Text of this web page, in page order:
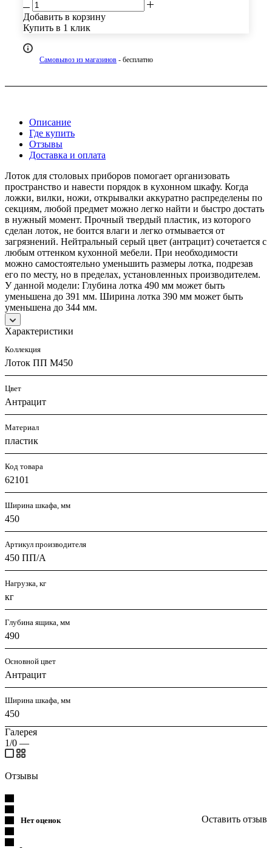
Добавить в корзину
Купить в 1 клик
Самовывоз из магазинов - бесплатно
Описание
Где купить
Отзывы
Доставка и оплата
Лоток для столовых приборов помогает организовать
пространство и навести порядок в кухонном шкафу. Когда
ложки, вилки, ножи, открывалки аккуратно распределены по
секциям, любой предмет можно легко найти и быстро достать
в нужный момент. Прочный твердый пластик, из которого
сделан лоток, не боится влаги и легко отмывается от
загрязнений. Нейтральный серый цвет (антрацит) сочетается с
любым оттенком кухонной мебели. При необходимости
можно самостоятельно уменьшить размеры лотка, подрезав
его по месту, но в пределах, установленных производителем.
У данной модели: Глубина лотка 490 мм может быть
уменьшена до 391 мм. Ширина лотка 390 мм может быть
уменьшена до 344 мм.
Характеристики
Коллекция
Лоток ПП М450
Цвет
Антрацит
Материал
пластик
Код товара
62101
Ширина шкафа, мм
450
Артикул производителя
450 ПП/А
Нагрузка, кг
кг
Глубина ящика, мм
490
Основной цвет
Антрацит
Ширина шкафа, мм
450
Галерея
1/0 —
Отзывы
Нет оценок Оставить отзыв